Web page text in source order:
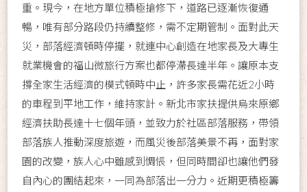
重。現今，在地方單位積極搶修下，道路已逐漸恢復通
暢，唯有部分路段仍持續整修，需不定期管制。面對此天
災，部落經濟頓時停擺，就連中心創造在地家長及大專生
就業機會的福山微旅行方案也都停滯長達半年。讓原本支
撐全家生活經濟的模式頓時中止，許多家長需花近2小時
的車程到平地工作，維持家計。新北市家扶提供烏來原鄉
經濟扶助長達十七個年頭，並致力於社區部落服務，帶領
部落族人推動深度旅遊，而風災後部落美景不再，面對家
園的改變，族人心中雖感到惆悵，但同時間卻也讓他們發
自內心的團結起來，一同為部落出一分力。近期更積極籌